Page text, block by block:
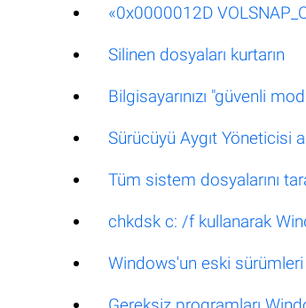
«0x0000012D
Silinen dosyaları kurtarın
Bilgisayarınızı "güvenli
Sürücüyü Aygıt Yöneticisi
Tüm sistem dosyalarını
chkdsk c: /f kullanarak
Windows'un eski